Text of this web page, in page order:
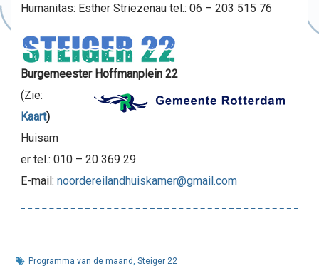
Humanitas: Esther Striezenau tel.: 06 – 203 515 76
Burgemeester Hoffmanplein 22
(Zie:
Kaart)
Huisam
er tel.: 010 – 20 369 29
E-mail: noordereilandhuiskamer@gmail.com
Programma van de maand Steiger 22